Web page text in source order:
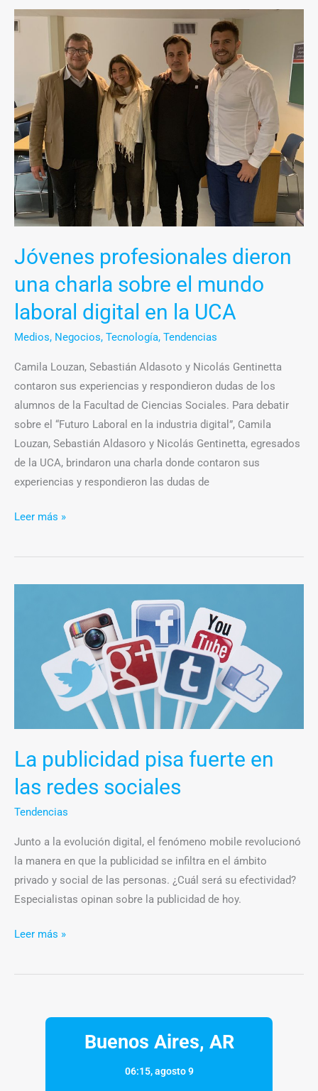
Jóvenes profesionales dieron
una charla sobre el mundo
laboral digital en la UCA
Medios, Negocios, Tecnología, Tendencias
Camila Louzan, Sebastián Aldasoto y Nicolás Gentinetta
contaron sus experiencias y respondieron dudas de los
alumnos de la Facultad de Ciencias Sociales. Para debatir
sobre el “Futuro Laboral en la industria digital”, Camila
Louzan, Sebastián Aldasoro y Nicolás Gentinetta, egresados
de la UCA, brindaron una charla donde contaron sus
experiencias y respondieron las dudas de
Jóvenes
profesionales
charla
sobre
el
mundo
laboral
digital
en
la
UCA
Leer más »
La publicidad pisa fuerte en
las redes sociales
Tendencias
Junto a la evolución digital, el fenómeno mobile revolucionó
la manera en que la publicidad se infiltra en el ámbito
privado y social de las personas. ¿Cuál será su efectividad?
Especialistas opinan sobre la publicidad de hoy.
sociales
Leer más »
Buenos Aires, AR
06:15,agosto 9